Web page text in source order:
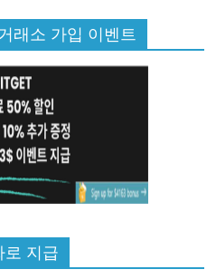
래소 가입 이벤트
로 지급